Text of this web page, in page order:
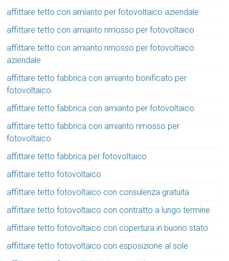
affittare tetto con amianto per fotovoltaico aziendale
affittare tetto con amianto rimosso per fotovoltaico
affittare tetto con amianto rimosso per fotovoltaico
aziendale
affittare tetto fabbrica con amianto bonificato per
fotovoltaico
affittare tetto fabbrica con amianto per fotovoltaico
affittare tetto fabbrica con amianto rimosso per
fotovoltaico
affittare tetto fabbrica per fotovoltaico
affittare tetto fotovoltaico
affittare tetto fotovoltaico con consulenza gratuita
affittare tetto fotovoltaico con contratto a lungo termine
affittare tetto fotovoltaico con copertura in buono stato
affittare tetto fotovoltaico con esposizione al sole